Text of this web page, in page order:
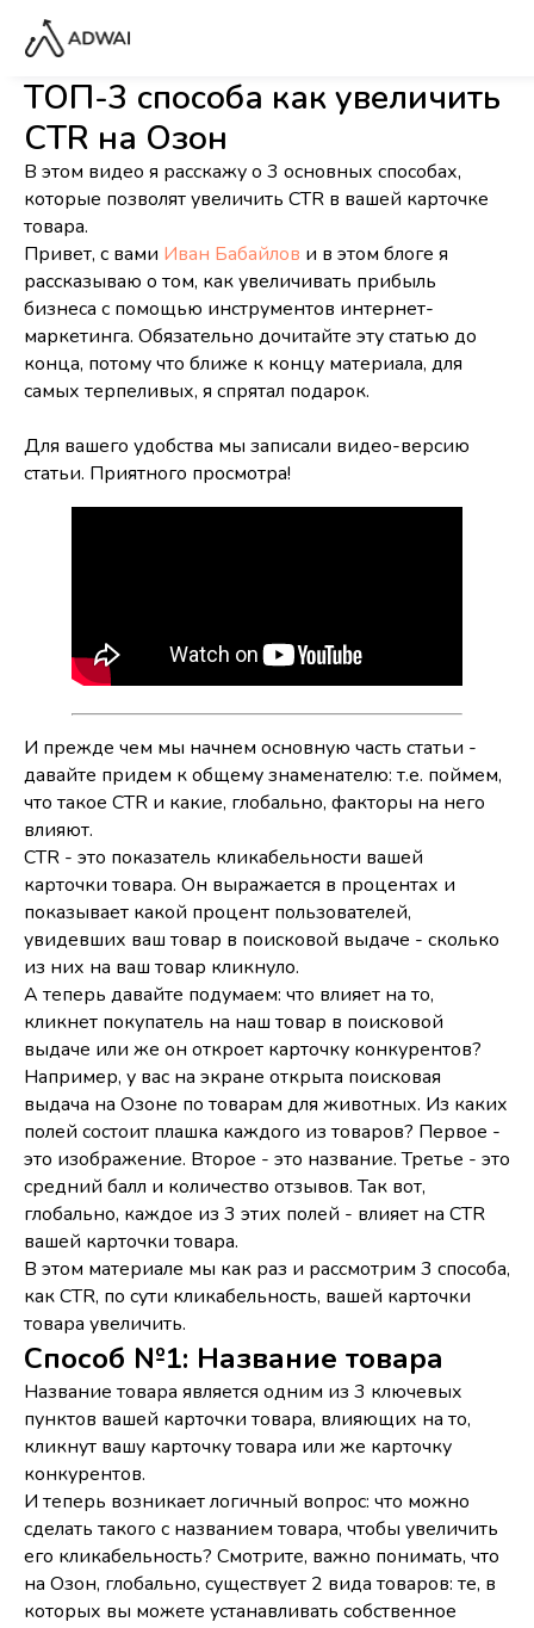
ТОП-3 способа как увеличить
CTR на Озон
В этом видео я расскажу о 3 основных способах,
которые позволят увеличить CTR в вашей карточке
товара.
Привет, с вами Иван Бабайлов и в этом блоге я
рассказываю о том, как увеличивать прибыль
бизнеса с помощью инструментов интернет-
маркетинга. Обязательно дочитайте эту статью до
конца, потому что ближе к концу материала, для
самых терпеливых, я спрятал подарок.
Для вашего удобства мы записали видео-версию
статьи. Приятного просмотра!
И прежде чем мы начнем основную часть статьи -
давайте придем к общему знаменателю: т.е. поймем,
что такое CTR и какие, глобально, факторы на него
влияют.
CTR - это показатель кликабельности вашей
карточки товара. Он выражается в процентах и
показывает какой процент пользователей,
увидевших ваш товар в поисковой выдаче - сколько
из них на ваш товар кликнуло.
А теперь давайте подумаем: что влияет на то,
кликнет покупатель на наш товар в поисковой
выдаче или же он откроет карточку конкурентов?
Например, у вас на экране открыта поисковая
выдача на Озоне по товарам для животных. Из каких
полей состоит плашка каждого из товаров? Первое -
это изображение. Второе - это название. Третье - это
средний балл и количество отзывов. Так вот,
глобально, каждое из 3 этих полей - влияет на CTR
вашей карточки товара.
В этом материале мы как раз и рассмотрим 3 способа,
как CTR, по сути кликабельность, вашей карточки
товара увеличить.
Способ №1: Название товара
Название товара является одним из 3 ключевых
пунктов вашей карточки товара, влияющих на то,
кликнут вашу карточку товара или же карточку
конкурентов.
И теперь возникает логичный вопрос: что можно
сделать такого с названием товара, чтобы увеличить
его кликабельность? Смотрите, важно понимать, что
на Озон, глобально, существует 2 вида товаров: те, в
которых вы можете устанавливать собственное